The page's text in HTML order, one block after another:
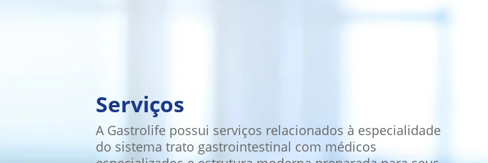
Serviços
A Gastrolife possui serviços relacionados à especialidade
do sistema trato gastrointestinal com médicos